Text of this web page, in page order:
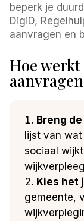
beperk je
DigiD,
aanvragen en
Hoe
Breng
lijst van
sociaal
Kies het
gemeente,